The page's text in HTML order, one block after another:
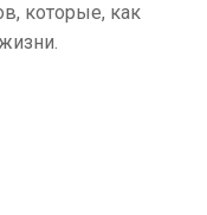
которые, как